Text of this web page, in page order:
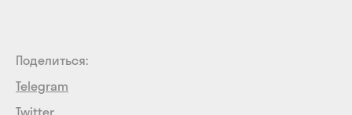
Поделиться:
Telegram
Twitter